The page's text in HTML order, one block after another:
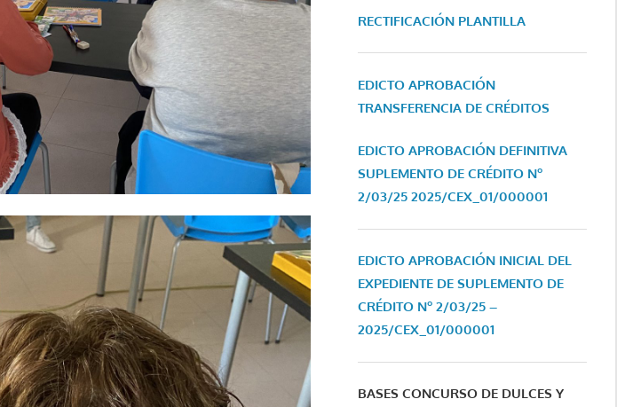
RECTIFICACIÓN PLANTILLA
EDICTO APROBACIÓN
TRANSFERENCIA DE CRÉDITOS
EDICTO APROBACIÓN DEFINITIVA
SUPLEMENTO DE CRÉDITO Nº
2/03/25 2025/CEX_01/000001
EDICTO APROBACIÓN INICIAL DEL
EXPEDIENTE DE SUPLEMENTO DE
CRÉDITO Nº 2/03/25 –
2025/CEX_01/000001
BASES CONCURSO DE DULCES Y